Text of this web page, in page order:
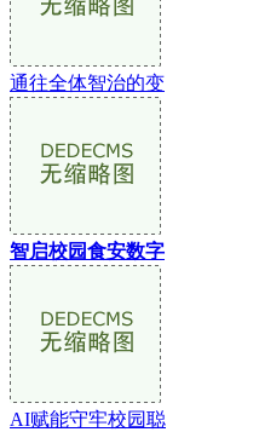
通往全体智治的变
智启校园食安数字
AI赋能守牢校园聪